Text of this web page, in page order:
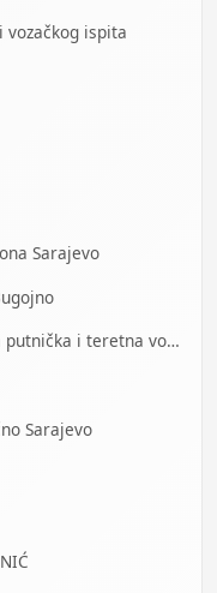
vozačkog ispita
Sarajevo
MAK Parts & Service - Autodijelovi za putnička i teretna vozila Gračanica
Sarajevo